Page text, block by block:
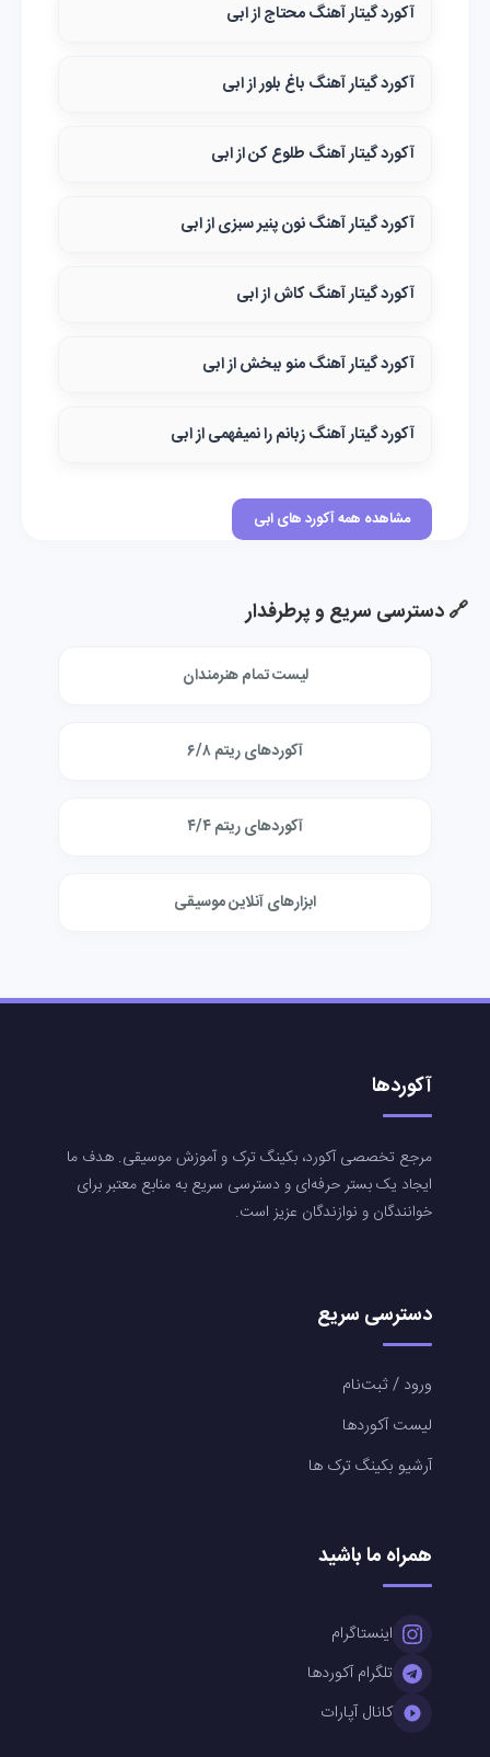
آکورد گیتار آهنگ محتاج از ابی
آکورد گیتار آهنگ باغ بلور از ابی
آکورد گیتار آهنگ طلوع کن از ابی
آکورد گیتار آهنگ نون پنیر سبزی از ابی
آکورد گیتار آهنگ کاش از ابی
آکورد گیتار آهنگ منو ببخش از ابی
آکورد گیتار آهنگ زبانم را نمیفهمی از ابی
مشاهده همه آکورد های ابی
🔗 دسترسی سریع و پرطرفدار
لیست تمام هنرمندان
آکوردهای ریتم ۶/۸
آکوردهای ریتم ۴/۴
ابزارهای آنلاین موسیقی
آکوردها
مرجع تخصصی آکورد، بکینگ ترک و آموزش موسیقی. هدف ما
ایجاد یک بستر حرفه‌ای و دسترسی سریع به منابع معتبر برای
خوانندگان و نوازندگان عزیز است.
دسترسی سریع
ورود / ثبت‌نام
لیست آکوردها
آرشیو بکینگ ترک ها
همراه ما باشید
اینستاگرام
تلگرام آکوردها
کانال آپارات